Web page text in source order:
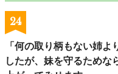
24
「何の取り柄もない姉
したが、妹を守るためな